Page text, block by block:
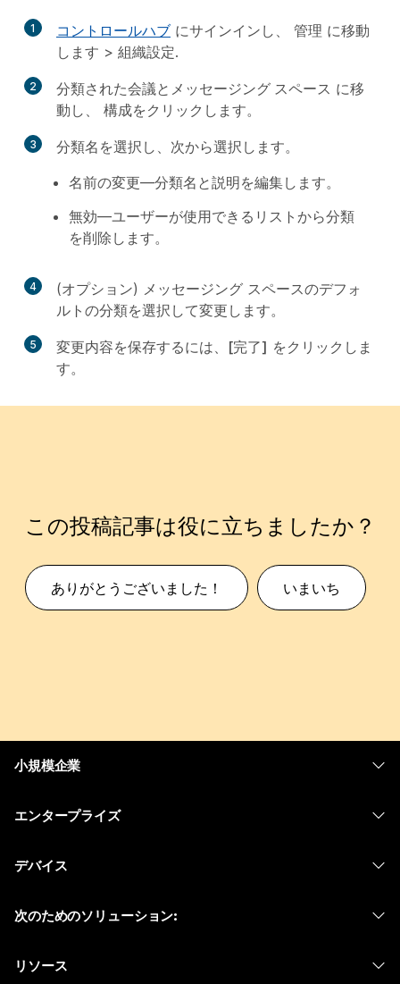
1 コントロールハブ にサインインし、 管理 に移動
します > 組織設定.
2 分類された会議とメッセージング スペース に移
動し、 構成をクリックします。
3
分類名を選択し、次から選択します。
名前の変更—分類名と説明を編集します。
無効—ユーザーが使用できるリストから分類
を削除します。
4
(オプション) メッセージング スペースのデフォ
ルトの分類を選択して変更します。
5 変更内容を保存するには、 [完了] をクリックしま
す。
この投稿記事は役に立ちましたか？
ありがとうございました！ いまいち
小規模企業
エンタープライズ
Meetings
デバイス
次のためのソリューション:
リソース